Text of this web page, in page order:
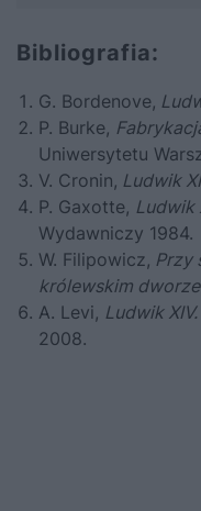
Bibliografia:
G. Bordenove,
P. Burke,
Uniwersytetu
V. Cronin, Ludwik
P. Gaxotte, Ludwik
Wydawniczy 1984.
W. Filipowicz, Przy
królewskim dworze
A. Levi, Ludwik
2008.